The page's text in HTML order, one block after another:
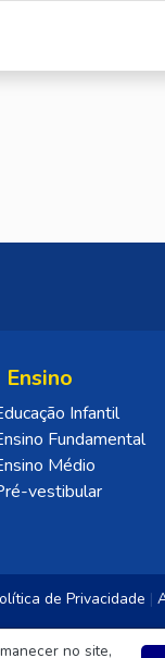
no site,
Ensino
Infantil
Fundamental
Médio
vestibular
de Privacidade |